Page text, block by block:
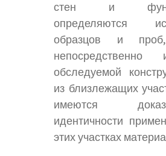
стен и
определяются
образцов и
обследуемой
из близлежащих
имеются
идентичности
этих участках